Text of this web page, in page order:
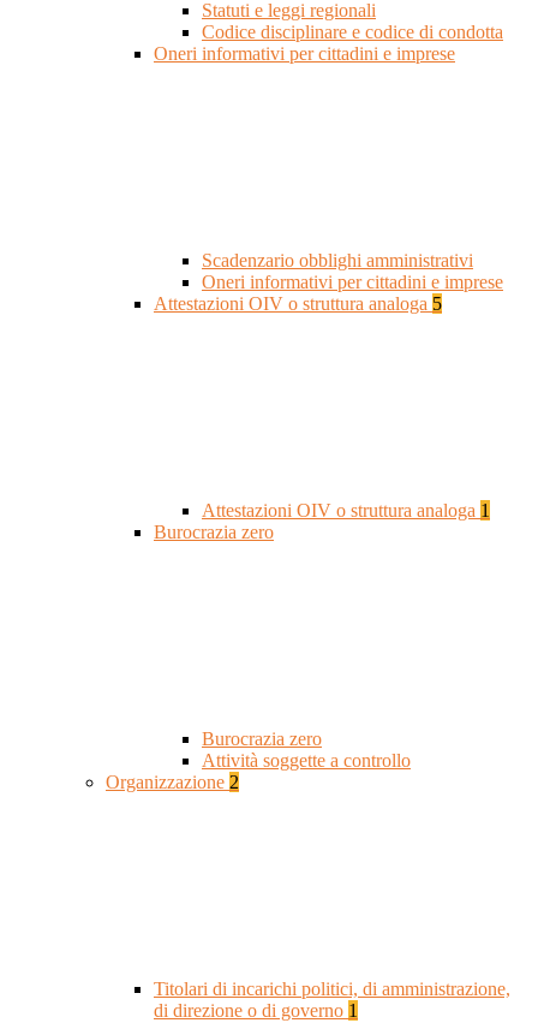
Statuti e leggi regionali
Codice disciplinare e codice di condotta
Oneri informativi per cittadini e imprese
Scadenzario obblighi amministrativi
Oneri informativi per cittadini e imprese
Attestazioni OIV o struttura analoga 5
Attestazioni OIV o struttura analoga 1
Burocrazia zero
Burocrazia zero
Attività soggette a controllo
Organizzazione 2
Titolari di incarichi politici, di amministrazione,
di direzione o di governo 1